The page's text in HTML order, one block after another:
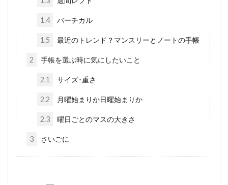
1.4 バーチカル
1.5 最近のトレンド？マンスリーとノートの手帳
2 手帳を選ぶ時に気にしたいこと
2.1 サイズ･重さ
2.2 月曜始まりか日曜始まりか
2.3 曜日ごとのマスの大きさ
3 さいごに